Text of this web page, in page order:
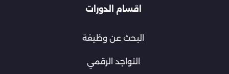
اقسام الدورات
البحث عن وظيفة
التواجد الرقمي